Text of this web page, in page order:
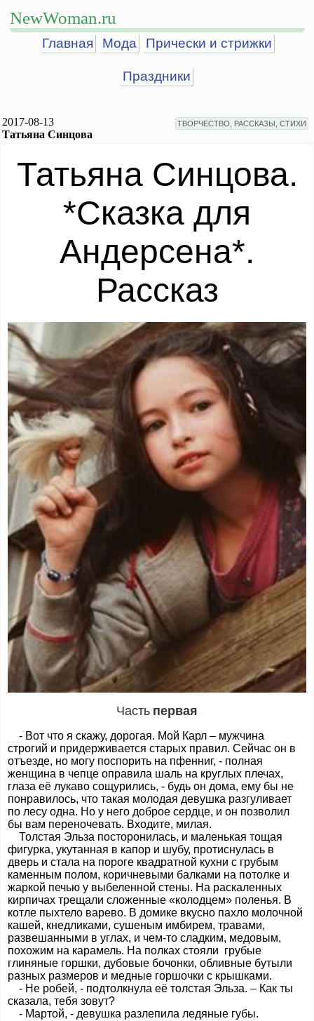
NewWoman.ru
Главная Мода Прически и стрижки
Праздники
2017-08-13
Татьяна Синцова
ТВОРЧЕСТВО, РАССКАЗЫ, СТИХИ
Татьяна Синцова.
*Сказка для
Андерсена*.
Рассказ
Часть первая
- Вот что я скажу, дорогая. Мой Карл – мужчина
строгий и придерживается старых правил. Сейчас он в
отъезде, но могу поспорить на пфенниг, - полная
женщина в чепце оправила шаль на круглых плечах,
глаза её лукаво сощурились, - будь он дома, ему бы не
понравилось, что такая молодая девушка разгуливает
по лесу одна. Но у него доброе сердце, и он позволил
бы вам переночевать. Входите, милая.
Толстая Эльза посторонилась, и маленькая тощая
фигурка, укутанная в капор и шубу, протиснулась в
дверь и стала на пороге квадратной кухни с грубым
каменным полом, коричневыми балками на потолке и
жаркой печью у выбеленной стены. На раскаленных
кирпичах трещали сложенные «колодцем» поленья. В
котле пыхтело варево. В домике вкусно пахло молочной
кашей, кнедликами, сушеным имбирем, травами,
развешанными в углах, и чем-то сладким, медовым,
похожим на карамель. На полках стояли грубые
глиняные горшки, дубовые бочонки, обливные бутыли
разных размеров и медные горшочки с крышками.
- Не робей, - подтолкнула её толстая Эльза. – Как ты
сказала, тебя зовут?
- Мартой, - девушка разлепила ледяные губы.